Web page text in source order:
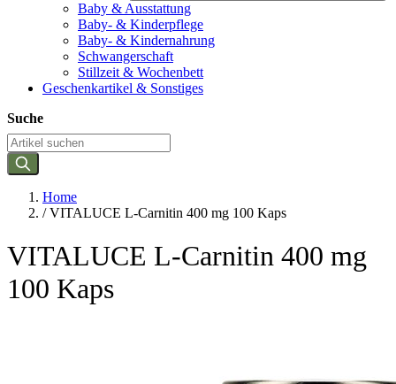
Baby & Ausstattung
Baby- & Kinderpflege
Baby- & Kindernahrung
Schwangerschaft
Stillzeit & Wochenbett
Geschenkartikel & Sonstiges
Suche
Home
/ VITALUCE L-Carnitin 400 mg 100 Kaps
VITALUCE L-Carnitin 400 mg
100 Kaps